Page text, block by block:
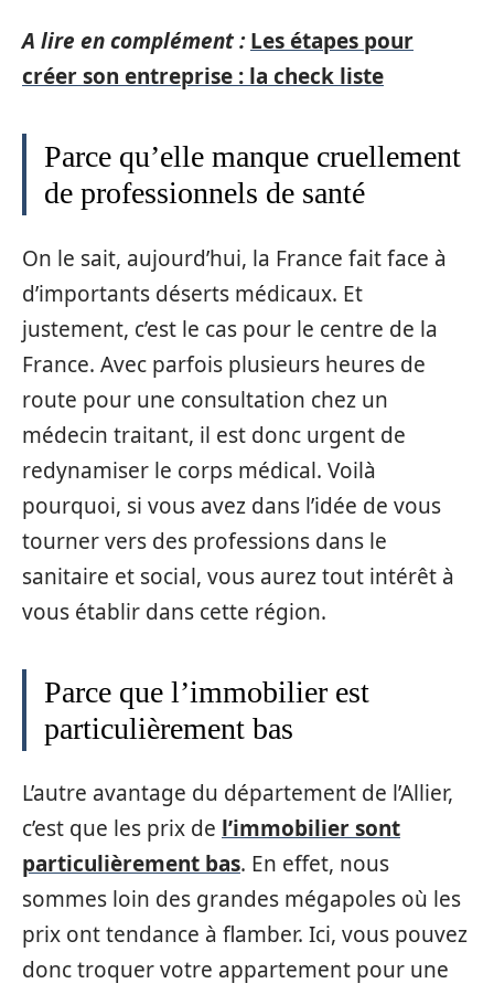
A lire en complément : Les étapes pour
créer son entreprise : la check liste
Parce qu’elle manque cruellement
de professionnels de santé
On le sait, aujourd’hui, la France fait face à
d’importants déserts médicaux. Et
justement, c’est le cas pour le centre de la
France. Avec parfois plusieurs heures de
route pour une consultation chez un
médecin traitant, il est donc urgent de
redynamiser le corps médical. Voilà
pourquoi, si vous avez dans l’idée de vous
tourner vers des professions dans le
sanitaire et social, vous aurez tout intérêt à
vous établir dans cette région.
Parce que l’immobilier est
particulièrement bas
L’autre avantage du département de l’Allier,
c’est que les prix de l’immobilier sont
particulièrement bas. En effet, nous
sommes loin des grandes mégapoles où les
prix ont tendance à flamber. Ici, vous pouvez
donc troquer votre appartement pour une